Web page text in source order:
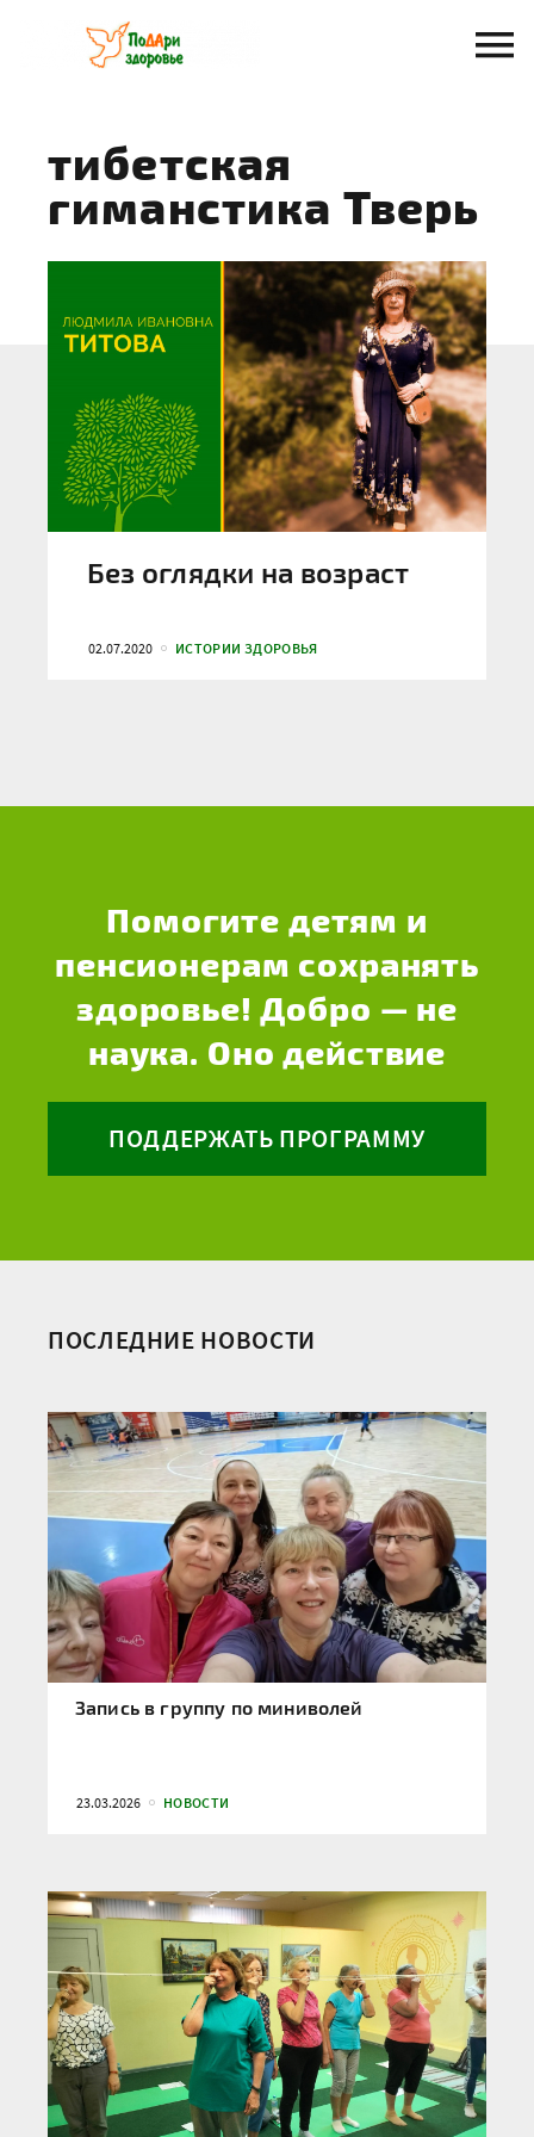
содержанию
тибетская
гиманстика Тверь
Без оглядки на возраст
02.07.2020 ИСТОРИИ ЗДОРОВЬЯ
Помогите детям и
пенсионерам сохранять
здоровье! Добро — не
наука. Оно действие
ПОДДЕРЖАТЬ ПРОГРАММУ
ПОСЛЕДНИЕ НОВОСТИ
Запись в группу по миниволей
23.03.2026 НОВОСТИ